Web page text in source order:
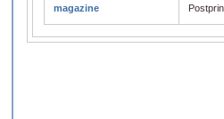
magazine